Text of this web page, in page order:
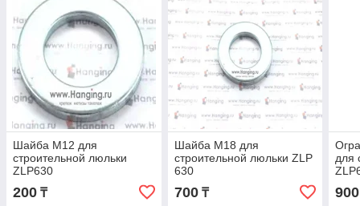
Шайба М12 для
строительной люльки
ZLP630
200 ₸
Шайба М18 для
строительной люльки ZLP
630
700₸
для
900